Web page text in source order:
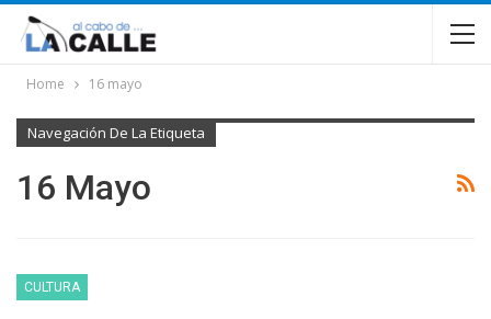
Home 16 mayo
Navegación De La Etiqueta
16 Mayo
CULTURA